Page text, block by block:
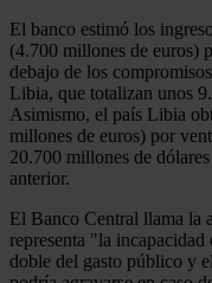
El banco estimó los
(4.700 millones de euros)
debajo de los
Libia, que totalizan unos
Asimismo, el país Libia
millones de euros) por
20.700 millones de
anterior.
El Banco Central llama la
representa "la
doble del gasto público y